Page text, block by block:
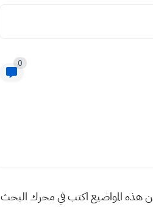
0
السادس الابتدائي اسئلة امتحان الوزاري الدور التمهيدي 2023 للمزيد من هذه المواضيع اكتب في محرك البحث